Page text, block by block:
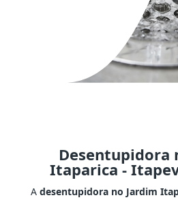
Desentupidora
Itaparica -
A desentupidora no Jardim